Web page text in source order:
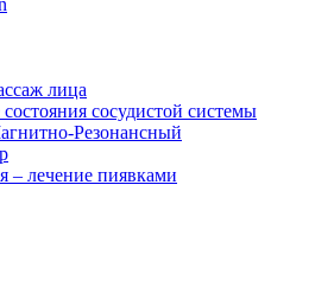
лица
сосудистой системы
Резонансный
– лечение пиявками